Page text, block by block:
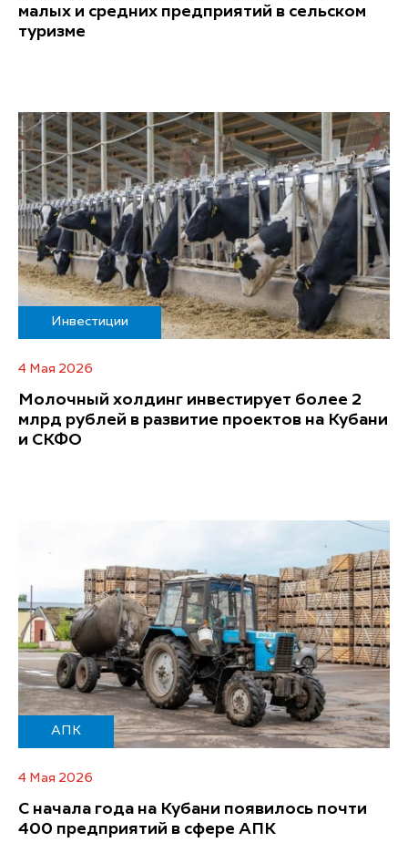
малых и средних предприятий в сельском
туризме
Инвестиции
4 Мая 2026
Молочный холдинг инвестирует более 2
млрд рублей в развитие проектов на Кубани
и СКФО
АПК
4 Мая 2026
С начала года на Кубани появилось почти
400 предприятий в сфере АПК